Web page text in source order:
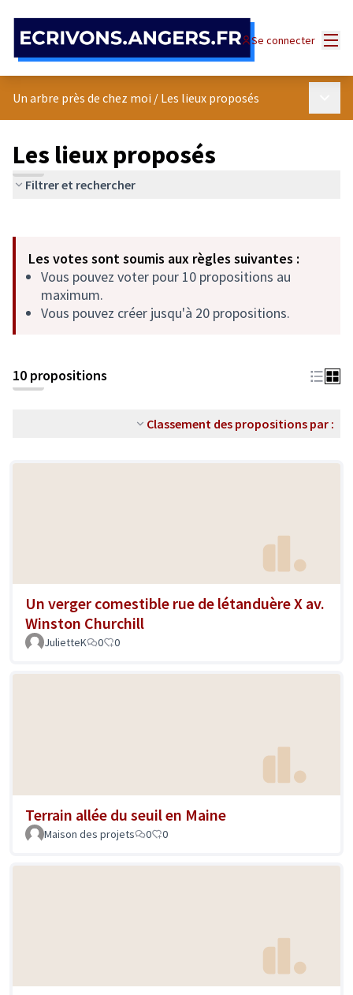
Se connecter
Un arbre près de chez moi / Les lieux proposés
Les lieux proposés
Filtrer et rechercher
−
Les votes sont soumis aux règles suivantes :
Vous pouvez voter pour 10 propositions au
maximum.
Vous pouvez créer jusqu'à 20 propositions.
10 propositions
Classement des propositions par :
Un verger comestible rue de létanduère X av.
Winston Churchill
JulietteK 0 0
Terrain allée du seuil en Maine
Maison des projets 0 0